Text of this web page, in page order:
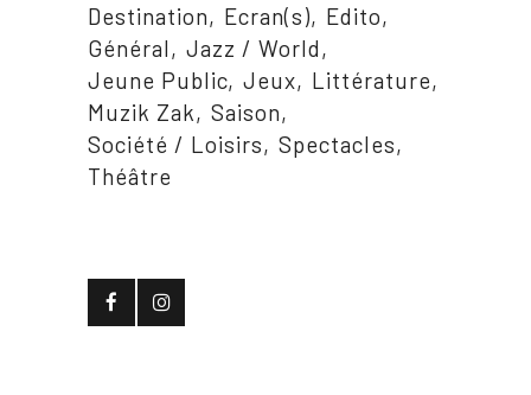
Destination
Ecran(s)
Edito
Général
Jazz / World
Jeune Public Jeux
Littérature
Muzik Zak
Saison
Société / Loisirs
Spectacles
Théâtre